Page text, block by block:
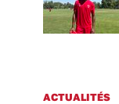
ACTUALITÉS